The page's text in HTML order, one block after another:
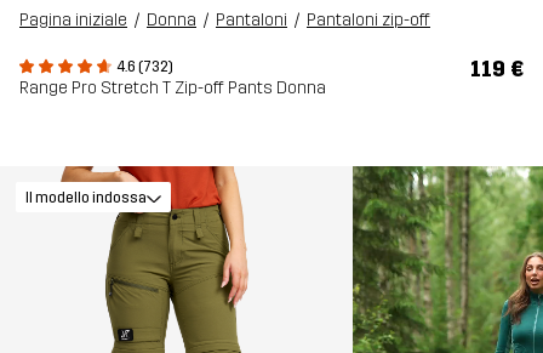
Pagina iniziale Donna Pantaloni Pantaloni zip-off
4.6 (732)
Range Pro Stretch T Zip-off Pants Donna
119 €
Il modello indossa